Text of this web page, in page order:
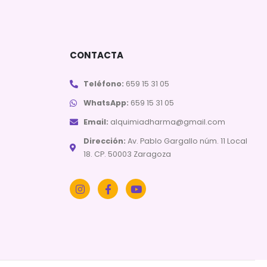
CONTACTA
Teléfono: 659 15 31 05
WhatsApp: 659 15 31 05
Email: alquimiadharma@gmail.com
Dirección: Av. Pablo Gargallo núm. 11 Local
18. CP. 50003 Zaragoza